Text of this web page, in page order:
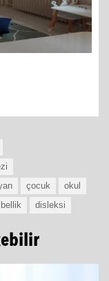
çocuk
okul
disleksi